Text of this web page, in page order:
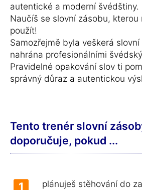
autentické a moderní švédštiny.
Naučíš se slovní zásobu, kterou
použít!
Samozřejmě byla veškerá slovní
nahrána profesionálními
Pravidelné opakování slov ti
správný důraz a autentickou
Tento trenér slovní
doporučuje, pokud ...
1
plánuješ stěhování do